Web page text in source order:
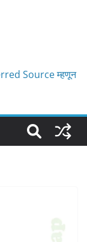
Source म्हणून